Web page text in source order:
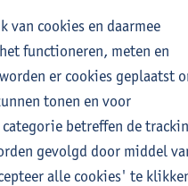
van cookies en daarmee
functioneren, meten en
er cookies geplaatst
tonen en voor
betreffen de
gevolgd door middel
alle cookies' te